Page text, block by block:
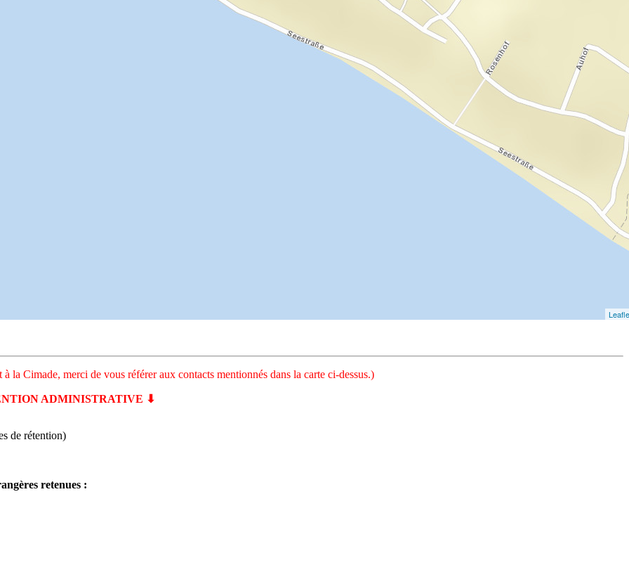
la Cimade, merci de vous référer aux contacts mentionnés dans la carte ci-dessus.)
ADMINISTRATIVE ⬇
de rétention)
retenues :